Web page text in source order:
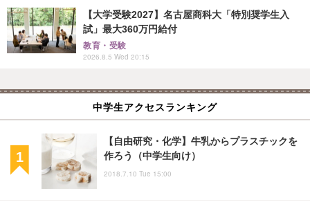
【大学受験2027】名古屋商科大「特別奨学生入
試」最大360万円給付
教育・受験
2026.8.5 Wed 20:15
中学生アクセスランキング
【自由研究・化学】牛乳からプラスチックを
作ろう（中学生向け）
2018.7.10 Tue 15:00